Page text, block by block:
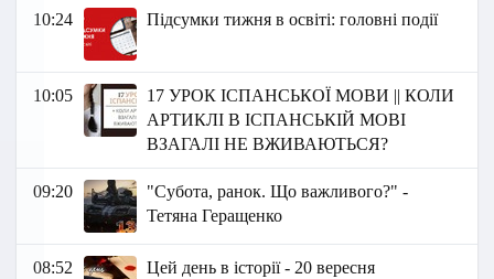
10:24 Підсумки тижня в освіті: головні події
10:05
17 УРОК ІСПАНСЬКОЇ МОВИ || КОЛИ
АРТИКЛІ В ІСПАНСЬКІЙ МОВІ
ВЗАГАЛІ НЕ ВЖИВАЮТЬСЯ?
09:20
"Субота, ранок. Що важливого?" -
Тетяна Геращенко
08:52 Цей день в історії - 20 вересня